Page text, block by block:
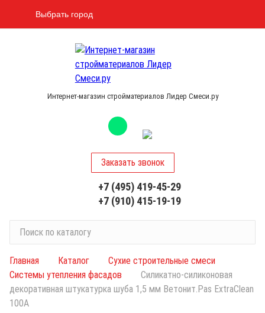
Выбрать город
Интернет-магазин стройматериалов Лидер Смеси.ру
и
с
п
Заказать звонок
+7 (495) 419-45-29
+7 (910) 415-19-19
Главная Каталог
Сухие строительные смеси
Системы утепления фасадов
Силикатно-силиконовая
декоративная штукатурка шуба 1,5 мм Ветонит.Pas ExtraClean
100А